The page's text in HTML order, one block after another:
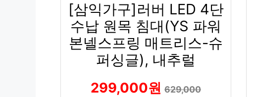
[삼익가구]러버 LED 4단
수납 원목 침대(YS 파워
본넬스프링 매트리스-슈
퍼싱글), 내추럴
299,000원 629,000